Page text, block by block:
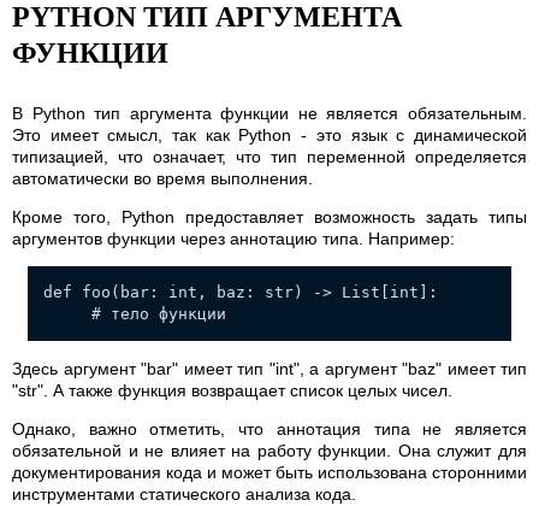
PYTHON ТИП АРГУМЕНТА
ФУНКЦИИ
В Python тип аргумента функции не является обязательным.
Это имеет смысл, так как Python - это язык с динамической
типизацией, что означает, что тип переменной определяется
автоматически во время выполнения.
Кроме того, Python предоставляет возможность задать типы
аргументов функции через аннотацию типа. Например:
def foo(bar: int, baz: str) -> List[int]:
# тело функции
Здесь аргумент "bar" имеет тип "int", а аргумент "baz" имеет тип
"str". А также функция возвращает список целых чисел.
Однако, важно отметить, что аннотация типа не является
обязательной и не влияет на работу функции. Она служит для
документирования кода и может быть использована сторонними
инструментами статического анализа кода.